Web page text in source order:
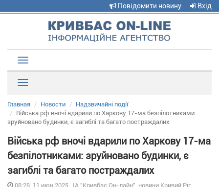
Повідомити новину Вхід
navigation
Главная Новости
Надзвичайні події
Війська рф вночі вдарили по Харкову 17-ма безпілотниками:
зруйновано будинки, є загиблі та багато постраждалих
Війська рф вночі вдарили по Харкову 17-ма
безпілотниками: зруйновано будинки, є
загиблі та багато постраждалих
08:28, 11 июн 2025 , ІА "Кривбас Он-лайн", новини Кривий Ріг